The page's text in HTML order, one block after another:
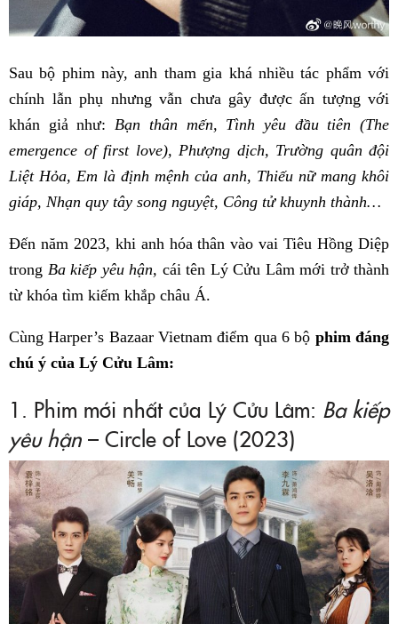
Sau bộ phim này, anh tham gia khá nhiều tác phẩm với
chính lẫn phụ nhưng vẫn chưa gây được ấn tượng với
khán giả như: Bạn thân mến, Tình yêu đầu tiên (The
emergence of first love), Phượng dịch, Trường quân đội
Liệt Hỏa, Em là định mệnh của anh, Thiếu nữ mang khôi
giáp, Nhạn quy tây song nguyệt, Công tử khuynh thành…
Đến năm 2023, khi anh hóa thân vào vai Tiêu Hồng Diệp
trong Ba kiếp yêu hận, cái tên Lý Cửu Lâm mới trở thành
từ khóa tìm kiếm khắp châu Á.
Cùng Harper’s Bazaar Vietnam điểm qua 6 bộ phim đáng
chú ý của Lý Cửu Lâm:
1. Phim mới nhất của Lý Cửu Lâm: Ba kiếp
yêu hận – Circle of Love (2023)